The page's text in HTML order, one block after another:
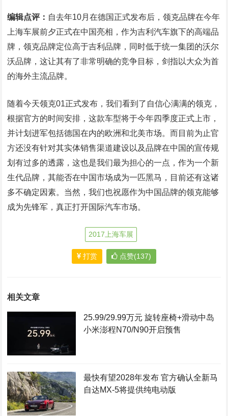
编辑点评： 自去年10月在德国正式发布后，领克品牌在今年
上海车展前夕正式在中国亮相，作为吉利汽车旗下的高端品
牌，领克品牌定位高于吉利品牌，同时低于统一集团的沃尔
沃品牌，这让其有了非常明确的竞争目标，剑指以大众为首
的海外主流品牌。
随着今天领克01正式发布，我们看到了自信心满满的领克，
根据官方的时间安排，这款车型将于今年四季度正式上市，
并计划进军包括德国在内的欧洲和北美市场。而目前为止官
方还没有针对其实体销售渠道建设以及品牌在中国的宣传规
划有过多的透露，这也是我们最为担心的一点，作为一个新
生代品牌，其能否在中国市场成为一匹黑马，目前还有这诸
多不确定因素。当然，我们也祝愿作为中国品牌的领克能够
成为先锋军，真正打开国际汽车市场。
2017上海车展
打赏 点赞(137)
相关文章
25.99/29.99万元 旋转座椅+滑动中岛
小米澎程N70/N90开启预售
最快有望2028年发布 官方确认全新马
自达MX-5将提供纯电动版